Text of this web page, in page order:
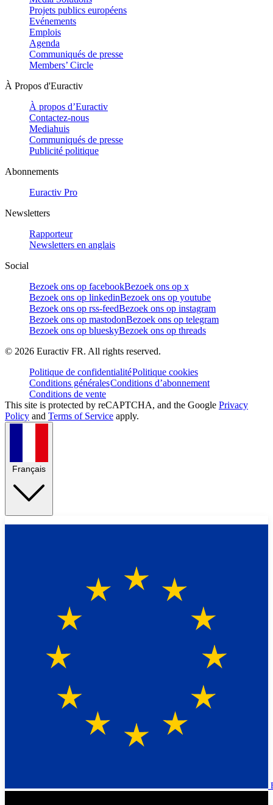
Projets publics européens
Evénements
Emplois
Agenda
Communiqués de presse
Members’ Circle
À Propos d'Euractiv
À propos d’Euractiv
Contactez-nous
Mediahuis
Communiqués de presse
Publicité politique
Abonnements
Euractiv Pro
Newsletters
Rapporteur
Newsletters en anglais
Social
Bezoek ons op facebookBezoek ons op x
Bezoek ons op linkedinBezoek ons op youtube
Bezoek ons op rss-feedBezoek ons op instagram
Bezoek ons op mastodonBezoek ons op telegram
Bezoek ons op blueskyBezoek ons op threads
© 2026 Euractiv FR. All rights reserved.
Politique de confidentialitéPolitique cookies
Conditions généralesConditions d’abonnement
Conditions de vente
This site is protected by reCAPTCHA, and the Google Privacy
Policy and Terms of Service apply.
Français